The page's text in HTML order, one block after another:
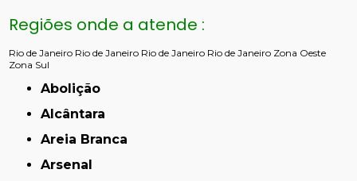
Regiões onde a atende :
Rio de Janeiro Rio de Janeiro Rio de Janeiro Rio de Janeiro Zona Oeste
Zona Sul
Abolição
Alcântara
Areia Branca
Arsenal